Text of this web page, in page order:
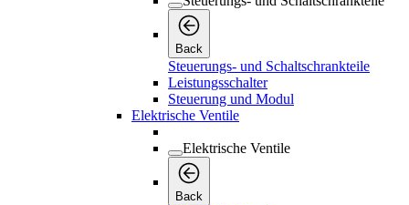
Back
Steuerungs- und Schaltschrankteile
Leistungsschalter
Steuerung und Modul
Elektrische Ventile
Elektrische Ventile
Back